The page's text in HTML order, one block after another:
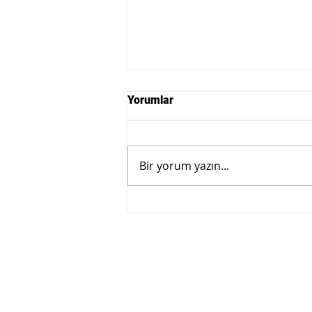
Yorumlar
Bir yorum yazın...